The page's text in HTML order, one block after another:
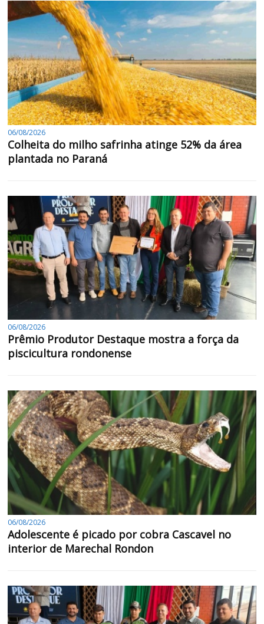
06/08/2026
Colheita do milho safrinha atinge 52% da área
plantada no Paraná
06/08/2026
Prêmio Produtor Destaque mostra a força da
piscicultura rondonense
06/08/2026
Adolescente é picado por cobra Cascavel no
interior de Marechal Rondon